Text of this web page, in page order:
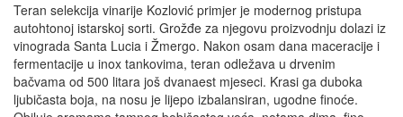
Teran selekcija vinarije Kozlović primjer je modernog pristupa
autohtonoj istarskoj sorti. Grožđe za njegovu proizvodnju dolazi iz
vinograda Santa Lucia i Žmergo. Nakon osam dana maceracije i
fermentacije u inox tankovima, teran odležava u drvenim
bačvama od 500 litara još dvanaest mjeseci. Krasi ga duboka
ljubičasta boja, na nosu je lijepo izbalansiran, ugodne finoće.